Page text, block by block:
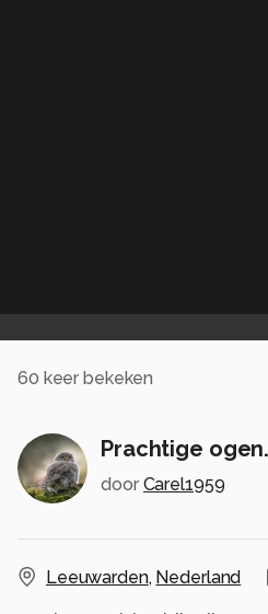
60 keer bekeken
Prachtige ogen.
door Carel1959
Leeuwarden, Nederland